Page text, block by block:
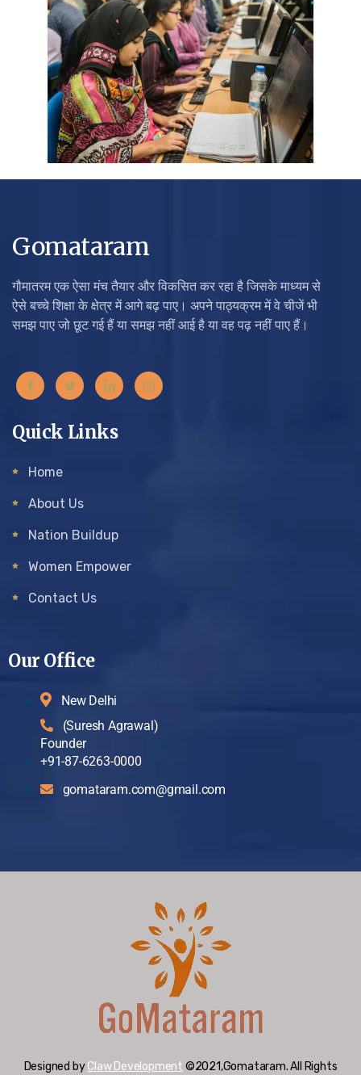
Gomataram
गौमातरम एक ऐसा मंच तैयार और विकसित कर रहा है जिसके माध्यम से
ऐसे बच्चे शिक्षा के क्षेत्र में आगे बढ़ पाए। अपने पाठ्यक्रम में वे चीजें भी
समझ पाए जो छूट गई हैं या समझ नहीं आई है या वह पढ़ नहीं पाए हैं।
Quick Links
Home
About Us
Nation Buildup
Women Empower
Contact Us
Our Office
New Delhi
(Suresh Agrawal)
Founder
+91-87-6263-0000
gomataram.com@gmail.com
Designed byClaw Development ©2021,Gomataram. All Rights